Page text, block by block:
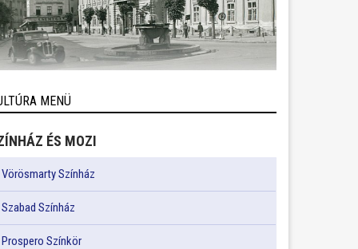
MENÜ
ÉS MOZI
Vörösmarty Színház
Szabad Színház
Prospero Színkör